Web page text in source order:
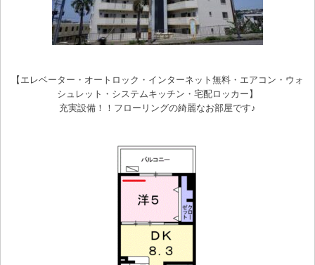
【エレベーター・オートロック・インターネット無料・エアコン・ウォ
シュレット・システムキッチン・宅配ロッカー】
充実設備！！フローリングの綺麗なお部屋です♪